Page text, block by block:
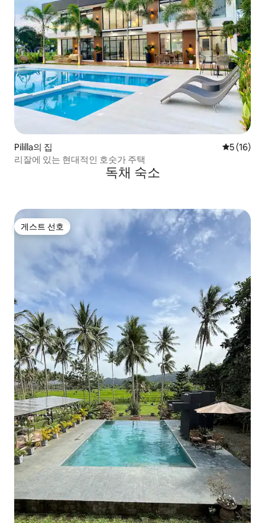
Pililla의 집 평점 5점
5 (16)
리잘에 있는 현대적인 호숫가 주택
독채 숙소
게스트 선호
게스트 선호